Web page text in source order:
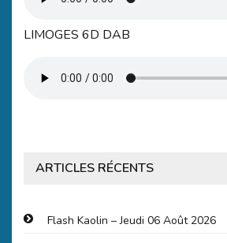
LIMOGES 6D DAB
ARTICLES RÉCENTS
Flash Kaolin – Jeudi 06 Août 2026